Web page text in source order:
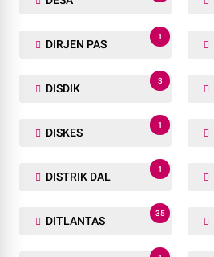
DIRJEN PAS
1
DISDIK
3
DISKES
1
DISTRIK DAL
1
DITLANTAS
35